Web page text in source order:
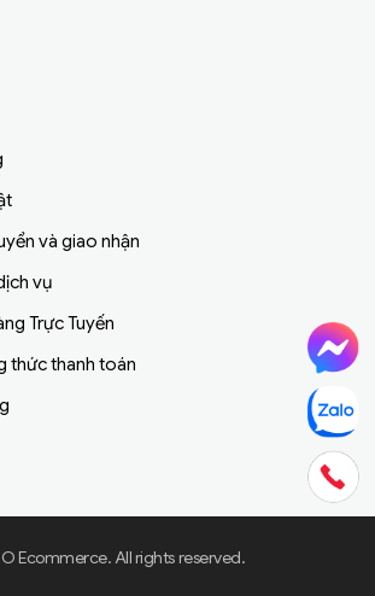
và giao nhận
vụ
Trực Tuyến
thức thanh toán
Ecommerce. All rights reserved.